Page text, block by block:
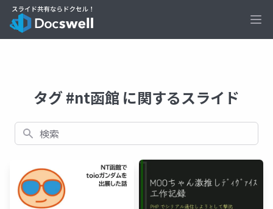
タグ #nt函館 に関するスライド
検索